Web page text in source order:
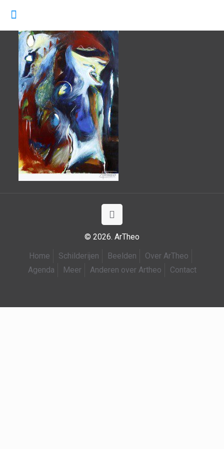
© 2026. ArTheo
Home
Schilderijen Beelden
Over ArTheo
Agenda
Meer Anderen over Artheo Contact